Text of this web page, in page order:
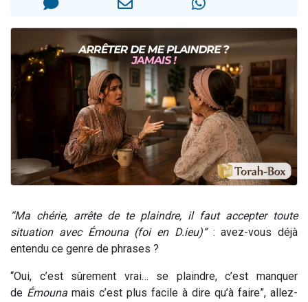
Il reste 49 places pour étudier en groupe sur Zoom
2 nouvelles musiques dans Torah-Box Music
“Ma chérie, arrête de te plaindre, il faut accepter toute
situation avec Émouna (foi en D.ieu)”: avez-vous déjà
entendu ce genre de phrases ?
“Oui, c’est sûrement vrai… se plaindre, c’est manquer
de Émouna mais c’est plus facile à dire qu’à faire”, allez-